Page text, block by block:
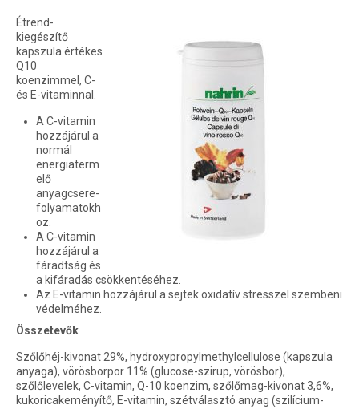
Étrend-
kiegészítő
kapszula értékes
Q10
koenzimmel, C-
és E-vitaminnal.
A C-vitamin
hozzájárul a
normál
energiaterm
elő
anyagcsere-
folyamatokh
oz.
A C-vitamin
hozzájárul a
fáradtság és
a kifáradás csökkentéséhez.
Az E-vitamin hozzájárul a sejtek oxidatív stresszel szembeni
védelméhez.
Összetevők
Szőlőhéj-kivonat 29%, hydroxypropylmethylcellulose (kapszula
anyaga), vörösborpor 11% (glucose-szirup, vörösbor),
szőlőlevelek, C-vitamin, Q-10 koenzim, szőlőmag-kivonat 3,6%,
kukoricakeményítő, E-vitamin, szétválasztó anyag (szilícium-